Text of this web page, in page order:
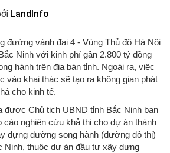
LandInfo
đường vành đai 4 - Vùng Thủ đô Hà Nội
Ninh với kinh phí gần 2.800 tỷ đồng
hành trên địa bàn tỉnh. Ngoài ra, việc
vào khai thác sẽ tạo ra không gian phát
cho kinh tế.
được Chủ tịch UBND tỉnh Bắc Ninh ban
cáo nghiên cứu khả thi cho dự án thành
dựng đường song hành (đường đô thị)
Ninh, thuộc dự án đầu tư xây dựng